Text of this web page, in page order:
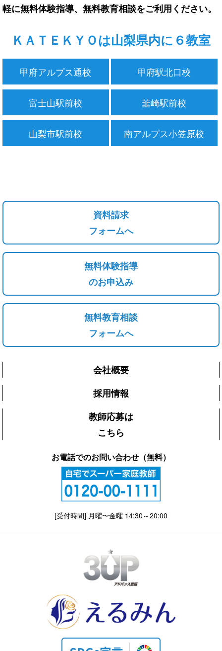
軽に無料体験指導、無料教育相談をご利用ください。
ＫＡＴＥＫＹＯは山梨県内に６教室
甲府アルプス通校 甲府駅北口校
富士山駅前校 韮崎駅前校
山梨市駅前校 南アルプス小笠原校
資料請求
フォームへ
無料体験指導
のお申込み
無料教育相談
フォームへ
会社概要
採用情報
教師応募は
こちら
お電話でのお問い合わせ（無料）
[受付時間] 月曜〜金曜 14:30～20:00